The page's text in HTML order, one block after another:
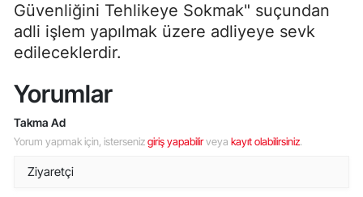
Güvenliğini Tehlikeye Sokmak" suçundan
adli işlem yapılmak üzere adliyeye sevk
edileceklerdir.
Yorumlar
Takma Ad
Yorum yapmak için, istersenizgiriş yapabilirveya kayıt olabilirsiniz.